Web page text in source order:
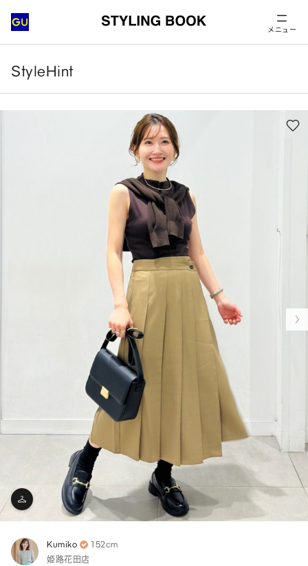
メニュー
StyleHint
Kumiko 152cm
姫路花田店